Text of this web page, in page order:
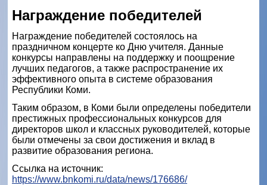
Награждение победителей
Награждение победителей состоялось на
праздничном концерте ко Дню учителя. Данные
конкурсы направлены на поддержку и поощрение
лучших педагогов, а также распространение их
эффективного опыта в системе образования
Республики Коми.
Таким образом, в Коми были определены победители
престижных профессиональных конкурсов для
директоров школ и классных руководителей, которые
были отмечены за свои достижения и вклад в
развитие образования региона.
Ссылка на источник:
https://www.bnkomi.ru/data/news/176686/